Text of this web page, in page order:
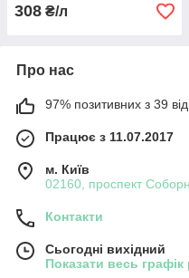
308 ₴/л
Про нас
97% позитивних з 39
Працює з 11.07.2017
м. Київ
02160, проспект
Контакти
Сьогодні вихідний
Показати весь графік